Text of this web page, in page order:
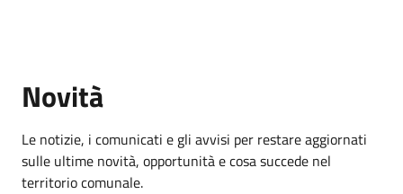
Novità
Le notizie, i comunicati e gli avvisi per restare aggiornati
sulle ultime novità, opportunità e cosa succede nel
territorio comunale.